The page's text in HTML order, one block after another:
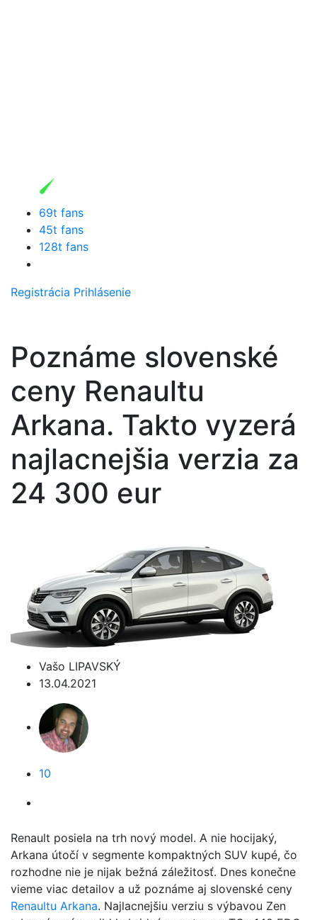
69t fans
45t fans
128t fans
Registrácia Prihlásenie
Poznáme slovenské
ceny Renaultu
Arkana. Takto vyzerá
najlacnejšia verzia za
24 300 eur
Vašo LIPAVSKÝ
13.04.2021
10
Renault posiela na trh nový model. A nie hocijaký,
Arkana útočí v segmente kompaktných SUV kupé, čo
rozhodne nie je nijak bežná záležitosť. Dnes konečne
vieme viac detailov a už poznáme aj slovenské ceny
Renaultu Arkana. Najlacnejšiu verziu s výbavou Zen